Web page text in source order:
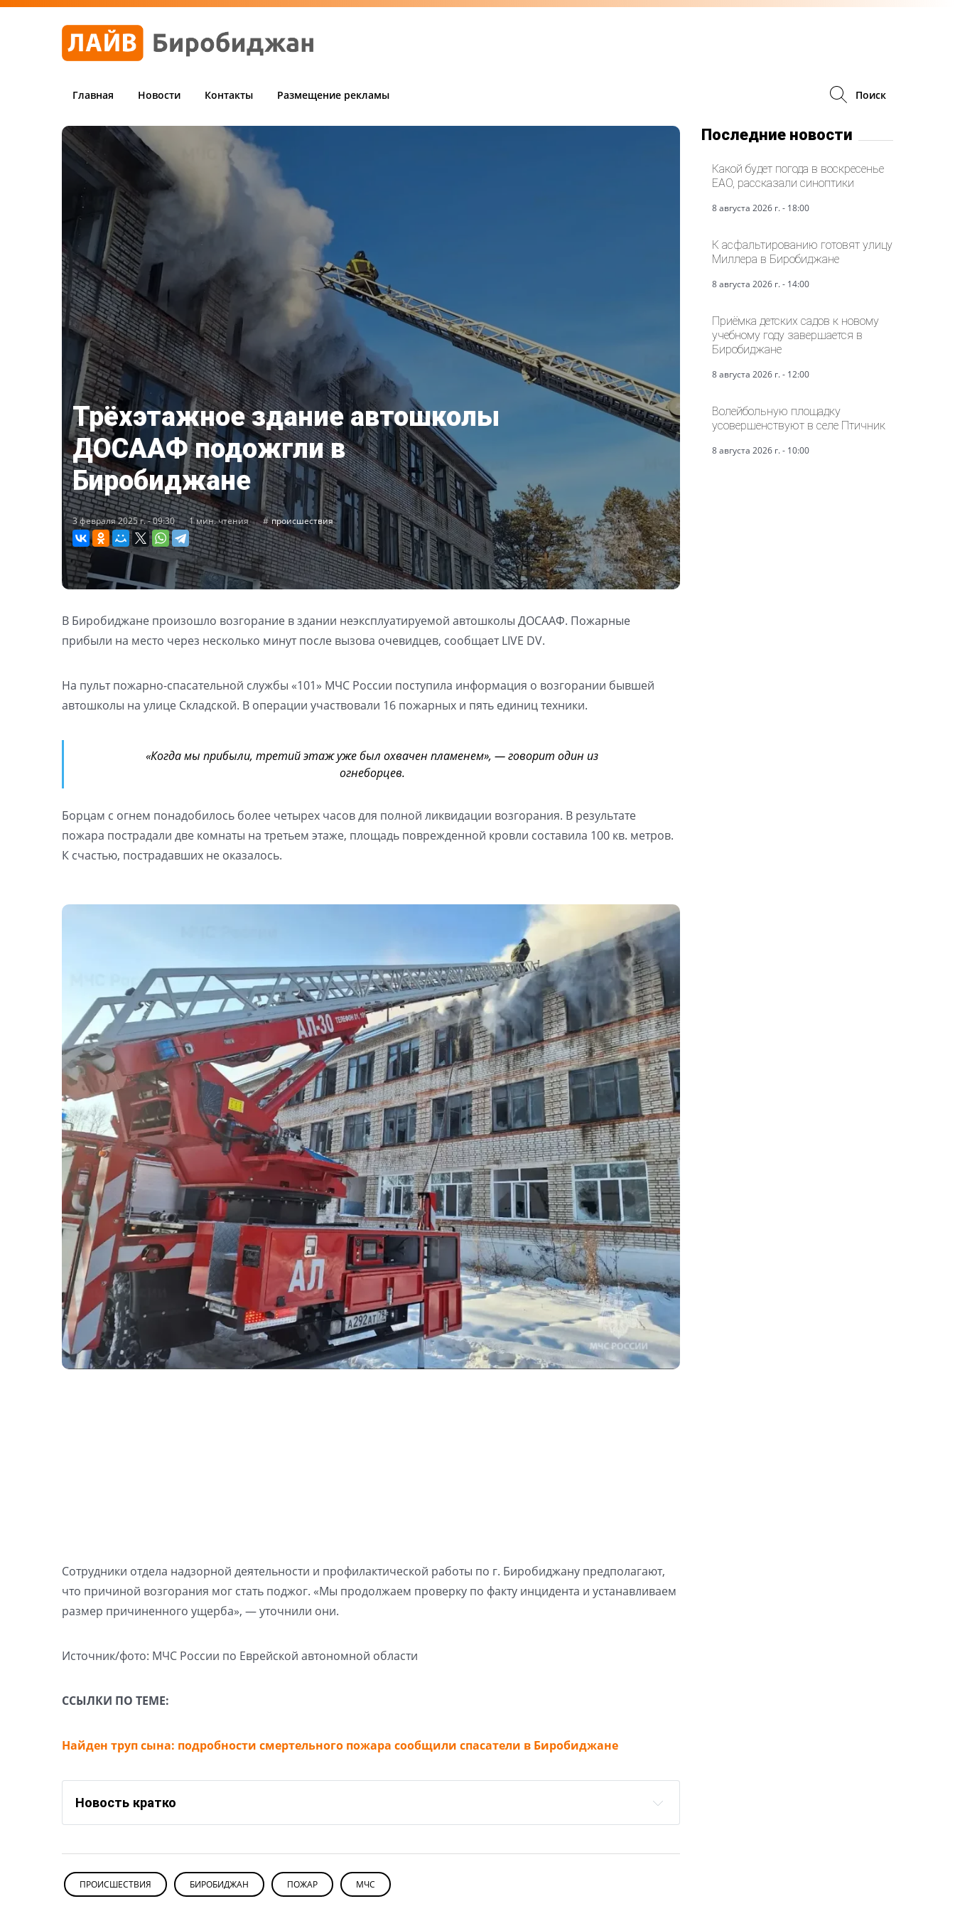
Главная Новости Контакты Размещение рекламы Поиск
Трёхэтажное здание автошколы
ДОСААФ подожгли в
Биробиджане
3 февраля 2025 г. - 09:30 1 мин. чтения происшествия
В Биробиджане произошло возгорание в здании неэксплуатируемой автошколы ДОСААФ. Пожарные
прибыли на место через несколько минут после вызова очевидцев, сообщает LIVE DV.
На пульт пожарно-спасательной службы «101» МЧС России поступила информация о возгорании бывшей
автошколы на улице Складской. В операции участвовали 16 пожарных и пять единиц техники.
«Когда мы прибыли, третий этаж уже был охвачен пламенем», — говорит один из
огнеборцев.
Борцам с огнем понадобилось более четырех часов для полной ликвидации возгорания. В результате
пожара пострадали две комнаты на третьем этаже, площадь поврежденной кровли составила 100 кв. метров.
К счастью, пострадавших не оказалось.
Сотрудники отдела надзорной деятельности и профилактической работы по г. Биробиджану предполагают,
что причиной возгорания мог стать поджог. «Мы продолжаем проверку по факту инцидента и устанавливаем
размер причиненного ущерба», — уточнили они.
Источник/фото: МЧС России по Еврейской автономной области
ССЫЛКИ ПО ТЕМЕ:
Найден труп сына: подробности смертельного пожара сообщили спасатели в Биробиджане
Новость кратко
ПРОИСШЕСТВИЯ БИРОБИДЖАН ПОЖАР МЧС
Последние новости
Какой будет погода в воскресенье
ЕАО, рассказали синоптики
8 августа 2026 г. - 18:00
К асфальтированию готовят улицу
Миллера в Биробиджане
8 августа 2026 г. - 14:00
Приёмка детских садов к новому
учебному году завершается в
Биробиджане
8 августа 2026 г. - 12:00
Волейбольную площадку
усовершенствуют в селе Птичник
8 августа 2026 г. - 10:00